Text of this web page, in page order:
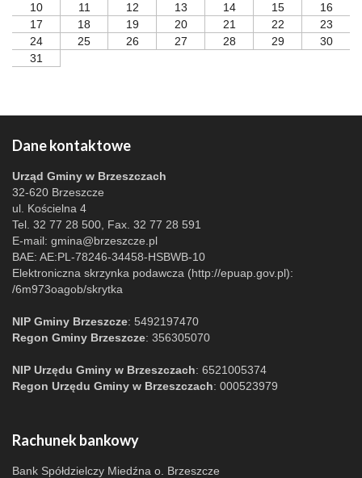
10
11 12 13 14 15
16
17
18 19 20 21 22
23
24
25 26 27 28 29
30
31
Dane kontaktowe
Urząd Gminy w Brzeszczach
32-620 Brzeszcze
ul. Kościelna 4
Tel. 32 77 28 500, Fax. 32 77 28 591
E-mail: gmina@brzeszcze.pl
BAE: AE:PL-78246-34458-HSBWB-10
Elektroniczna skrzynka podawcza (http://epuap.gov.pl):
/6m973oagob/skrytka
NIP Gminy Brzeszcze: 5492197470
Regon Gminy Brzeszcze: 356305070
NIP Urzędu Gminy w Brzeszczach: 6521005374
Regon Urzędu Gminy w Brzeszczach: 000523979
Rachunek bankowy
Bank Spółdzielczy Miedźna o. Brzeszcze